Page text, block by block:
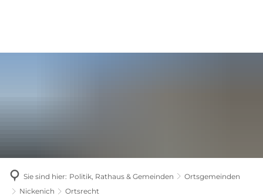
Sie sind hier: Politik, Rathaus & Gemeinden
Ortsgemeinden
Nickenich
Ortsrecht